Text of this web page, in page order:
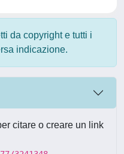
da copyright e tutti i
indicazione.
citare o creare un link